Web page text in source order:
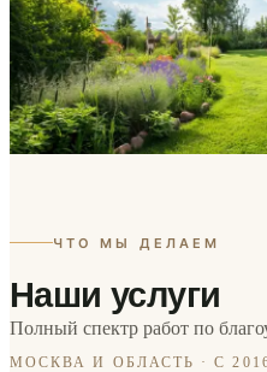
ЧТО МЫ ДЕЛАЕМ
Наши услуги
Полный спектр работ по
МОСКВА И ОБЛАСТЬ · С